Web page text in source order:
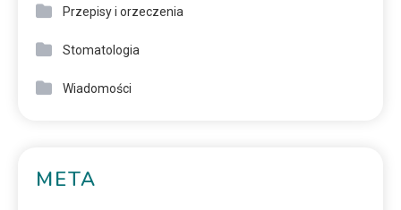
Przepisy i orzeczenia
Stomatologia
Wiadomości
META